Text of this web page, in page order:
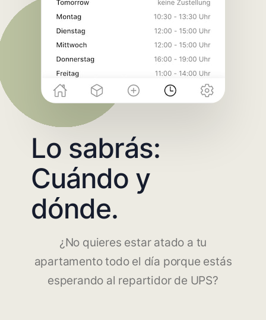
Lo sabrás:
Cuándo y
dónde.
¿No quieres estar atado a tu
apartamento todo el día porque estás
esperando al repartidor de UPS?